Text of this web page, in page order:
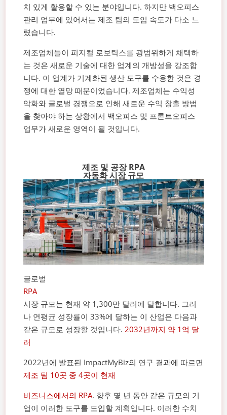
치 있게 활용할 수 있는 분야입니다. 하지만 백오피스
관리 업무에 있어서는 제조 팀의 도입 속도가 다소 느
렸습니다.
제조업체들이 피지컬 로보틱스를 광범위하게 채택하
는 것은 새로운 기술에 대한 업계의 개방성을 강조합
니다. 이 업계가 기계화된 생산 도구를 수용한 것은 경
쟁에 대한 열망 때문이었습니다. 제조업체는 수익성
악화와 글로벌 경쟁으로 인해 새로운 수익 창출 방법
을 찾아야 하는 상황에서 백오피스 및 프론트오피스
업무가 새로운 영역이 될 것입니다.
제조 및 공장 RPA
자동화 시장 규모
글로벌
RPA
시장 규모는 현재 약 1,300만 달러에 달합니다. 그러
나 연평균 성장률이 33%에 달하는 이 산업은 다음과
같은 규모로 성장할 것입니다.2032년까지 약 1억 달
러
2022년에 발표된 ImpactMyBiz의 연구 결과에 따르면
제조 팀 10곳 중 4곳이 현재
비즈니스에서의 RPA. 향후 몇 년 동안 같은 규모의 기
업이 이러한 도구를 도입할 계획입니다. 이러한 수치